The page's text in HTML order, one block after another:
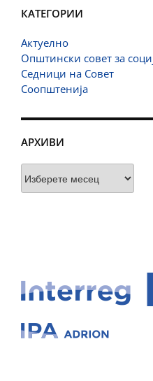
КАТЕГОРИИ
Актуелно
Општински совет за
Седници на Совет
Соопштенија
АРХИВИ